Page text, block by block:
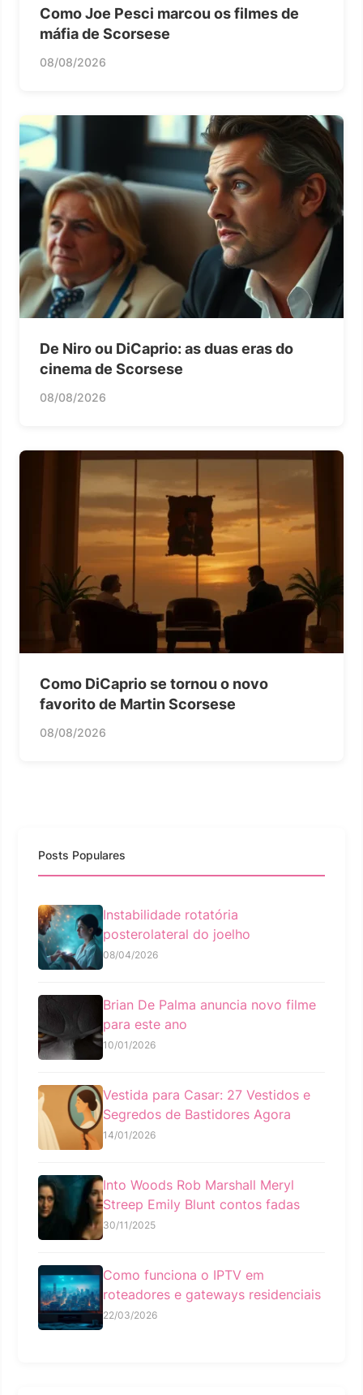
Como Joe Pesci marcou os filmes de
máfia de Scorsese
08/08/2026
De Niro ou DiCaprio: as duas eras do
cinema de Scorsese
08/08/2026
Como DiCaprio se tornou o novo
favorito de Martin Scorsese
08/08/2026
Posts Populares
Instabilidade rotatória
posterolateral do joelho
08/04/2026
Brian De Palma anuncia novo filme
para este ano
10/01/2026
Vestida para Casar: 27 Vestidos e
Segredos de Bastidores Agora
14/01/2026
Into Woods Rob Marshall Meryl
Streep Emily Blunt contos fadas
30/11/2025
Como funciona o IPTV em
roteadores e gateways residenciais
22/03/2026